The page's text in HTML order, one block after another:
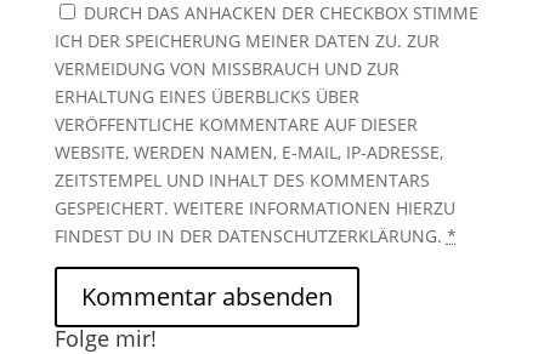
DURCH DAS ANHACKEN DER CHECKBOX STIMME
ICH DER SPEICHERUNG MEINER DATEN ZU. ZUR
VERMEIDUNG VON MISSBRAUCH UND ZUR
ERHALTUNG EINES ÜBERBLICKS ÜBER
VERÖFFENTLICHE KOMMENTARE AUF DIESER
WEBSITE, WERDEN NAMEN, E-MAIL, IP-ADRESSE,
ZEITSTEMPEL UND INHALT DES KOMMENTARS
GESPEICHERT. WEITERE INFORMATIONEN HIERZU
FINDEST DU IN DER DATENSCHUTZERKLÄRUNG. *
Folge mir!